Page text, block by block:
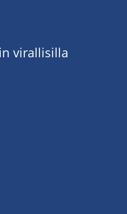
virallisilla